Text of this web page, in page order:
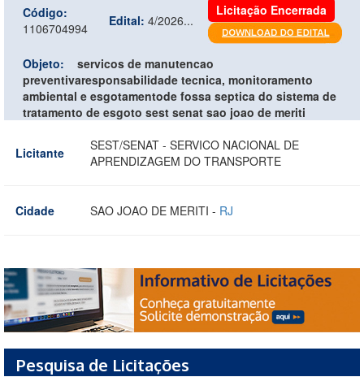
Código:
1106704994
Edital: 4/2026...
Licitação Encerrada
Objeto:
servicos de manutencao
preventivaresponsabilidade tecnica, monitoramento
ambiental e esgotamentode fossa septica do sistema de
tratamento de esgoto sest senat sao joao de meriti
Licitante
SEST/SENAT - SERVICO NACIONAL DE
APRENDIZAGEM DO TRANSPORTE
Cidade SAO JOAO DE MERITI - RJ
Pesquisa de Licitações